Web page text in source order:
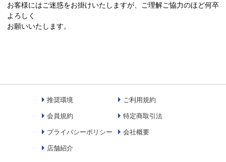
お客様にはご迷惑をお掛けいたしますが、ご理解ご協力のほど何卒
よろしく
お願いいたします。
推奨環境 ご利用規約
会員規約 特定商取引法
プライバシーポリシー 会社概要
店舗紹介